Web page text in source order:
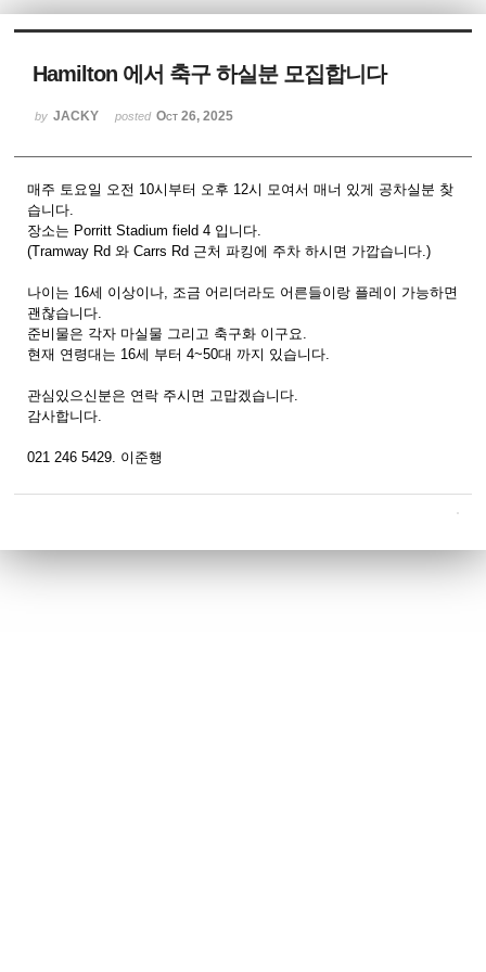
Hamilton 에서 축구 하실분 모집합니다
by JACKY posted Oct 26, 2025
매주 토요일 오전 10시부터 오후 12시 모여서 매너 있게 공차실분 찾
습니다.
장소는 Porritt Stadium field 4 입니다.
(Tramway Rd 와 Carrs Rd 근처 파킹에 주차 하시면 가깝습니다.)
나이는 16세 이상이나, 조금 어리더라도 어른들이랑 플레이 가능하면
괜찮습니다.
준비물은 각자 마실물 그리고 축구화 이구요.
현재 연령대는 16세 부터 4~50대 까지 있습니다.
관심있으신분은 연락 주시면 고맙겠습니다.
감사합니다.
021 246 5429. 이준행
Sketchbook5, 스케치북5
Sketchbook5, 스케치북5